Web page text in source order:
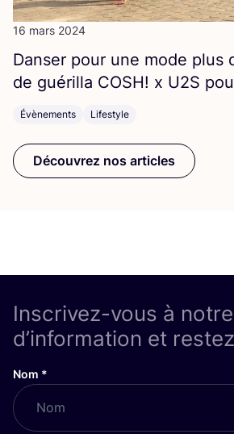
16 mars 2024
Dan­ser pour une mode plus
de gué­rilla COSH! x U2S
Évènements Lifestyle
Découvrez nos articles
Inscrivez-vous à
d’information et
Nom *